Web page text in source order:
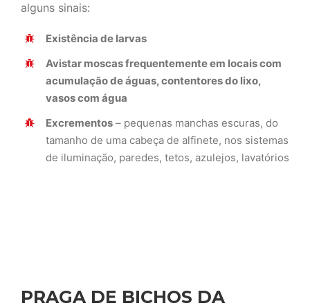
alguns sinais:
Existência de larvas
Avistar moscas frequentemente em locais com
acumulação de águas, contentores do lixo,
vasos com água
Excrementos – pequenas manchas escuras, do
tamanho de uma cabeça de alfinete, nos sistemas
de iluminação, paredes, tetos, azulejos, lavatórios
PRAGA DE BICHOS DA